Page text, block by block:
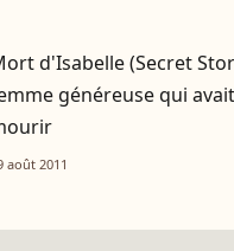
d'Isabelle (Secret
généreuse qui
août 2011